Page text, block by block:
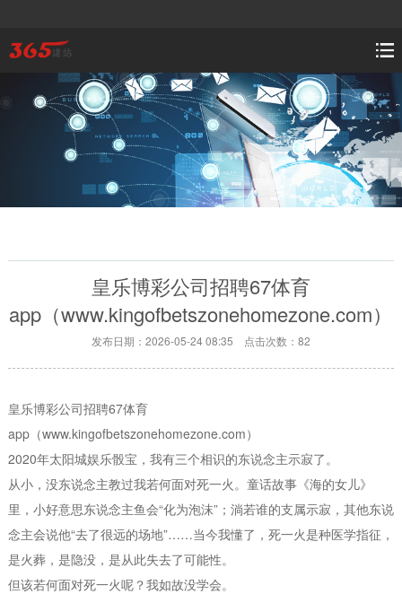
皇乐博彩公司招聘67体育
app（www.kingofbetszonehomezone.com）
发布日期：2026-05-24 08:35 点击次数：82
皇乐博彩公司招聘67体育
app（www.kingofbetszonehomezone.com）
2020年太阳城娱乐骰宝，我有三个相识的东说念主示寂了。
从小，没东说念主教过我若何面对死一火。童话故事《海的女儿》
里，小好意思东说念主鱼会“化为泡沫”；淌若谁的支属示寂，其他东说
念主会说他“去了很远的场地”……当今我懂了，死一火是种医学指征，
是火葬，是隐没，是从此失去了可能性。
但该若何面对死一火呢？我如故没学会。